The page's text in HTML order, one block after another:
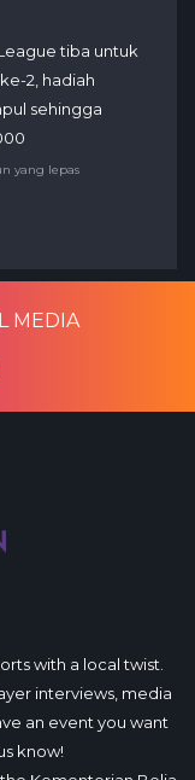
tiba untuk
2, hadiah
sehingga
yang lepas
MEDIA
with a local twist.
interviews, media
an event you want
know!